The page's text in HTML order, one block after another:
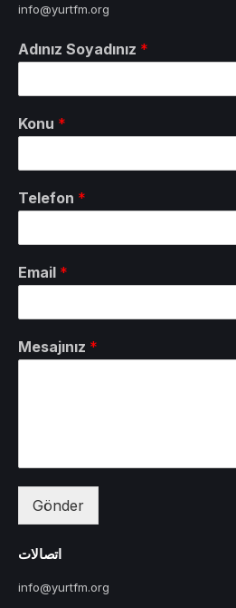
info@yurtfm.org
Adınız Soyadınız *
Konu *
Telefon *
Email *
Mesajınız *
Gönder
اتصالات
info@yurtfm.org